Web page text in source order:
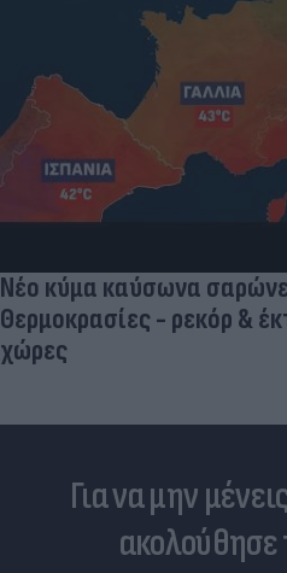
Νέο κύμα καύσωνα
Θερμοκρασίες - ρεκόρ &
χώρες
Για να μην
ακολούθησε